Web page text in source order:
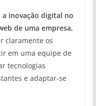
a inovação digital no
de uma empresa,
claramente os
em uma equipe de
tecnologias
e adaptar-se